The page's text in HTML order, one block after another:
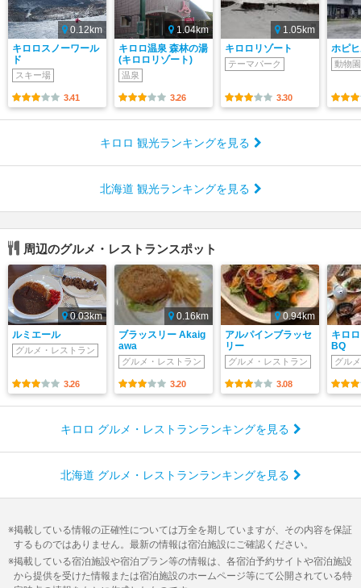
0.12km
キロロスノーワール
ド
スキー場
3.41
1.04km
キロロ温泉 森林の湯
(キロロリゾート)
温泉
3.26
1.05km
キロロリゾート
テーマパーク
3.30
ホピ
動物
キロロ 観光ランキングを見る
北海道 観光ランキングを見る
周辺のグルメ・レストランスポット
0.03km
ルミエール
グルメ・レストラン
3.26
0.16km
ブラッスリー Akaig
awa
グルメ・レストラン
3.20
0.94km
アルパインブラッセ
リー
グルメ・レストラン
3.08
キロ
BQ
グル
キロロ グルメ・レストランランキングを見る
北海道 グルメ・レストランランキングを見る
掲載している情報の正確性については万全を期していますが、その内容を保証
するものではありません。最新の情報は宿泊施設にご確認ください。
掲載している宿泊施設や宿泊プラン等の情報は、各宿泊予約サイトや宿泊施設
から提供を受けた情報または宿泊施設のホームページ等にて公開されている特